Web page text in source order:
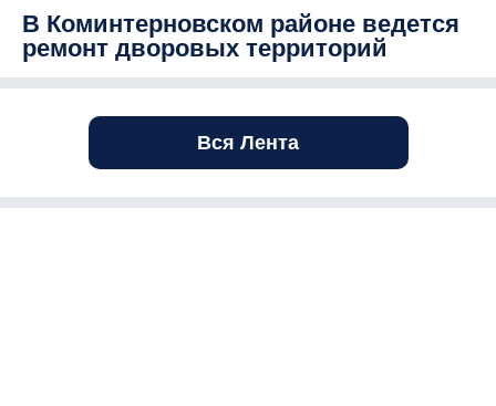
В Коминтерновском районе ведется
ремонт дворовых территорий
Вся Лента